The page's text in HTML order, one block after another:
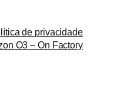
de privacidade
O3 – On Factory